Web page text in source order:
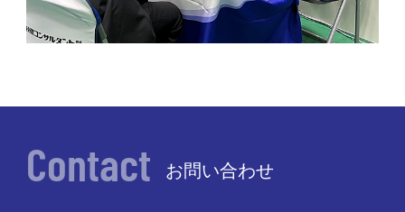
Contact お問い合わせ